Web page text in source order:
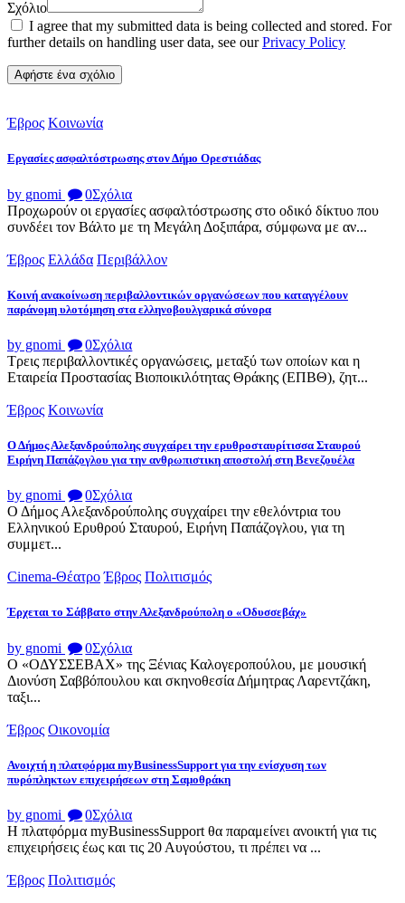
Σχόλιο
I agree that my submitted data is being collected and stored. For
further details on handling user data, see ourPrivacy Policy
Έβρος Κοινωνία
Εργασίες ασφαλτόστρωσης στον Δήμο Ορεστιάδας
by gnomi 0Σχόλια
Προχωρούν οι εργασίες ασφαλτόστρωσης στο οδικό δίκτυο που
συνδέει τον Βάλτο με τη Μεγάλη Δοξιπάρα, σύμφωνα με αν...
Έβρος Ελλάδα Περιβάλλον
Κοινή ανακοίνωση περιβαλλοντικών οργανώσεων που καταγγέλουν
παράνομη υλοτόμηση στα ελληνοβουλγαρικά σύνορα
by gnomi 0Σχόλια
Τρεις περιβαλλοντικές οργανώσεις, μεταξύ των οποίων και η
Εταιρεία Προστασίας Βιοποικιλότητας Θράκης (ΕΠΒΘ), ζητ...
Έβρος Κοινωνία
Ο Δήμος Αλεξανδρούπολης συγχαίρει την ερυθροσταυρίτισσα Σταυρού
Ειρήνη Παπάζογλου για την ανθρωπιστικη αποστολή στη Βενεζουέλα
by gnomi 0Σχόλια
Ο Δήμος Αλεξανδρούπολης συγχαίρει την εθελόντρια του
Ελληνικού Ερυθρού Σταυρού, Ειρήνη Παπάζογλου, για τη
συμμετ...
Cinema-Θέατρο Έβρος Πολιτισμός
Έρχεται το Σάββατο στην Αλεξανδρούπολη ο «Οδυσσεβάχ»
by gnomi 0Σχόλια
Ο «ΟΔΥΣΣΕΒΑΧ» της Ξένιας Καλογεροπούλου, με μουσική
Διονύση Σαββόπουλου και σκηνοθεσία Δήμητρας Λαρεντζάκη,
ταξι...
Έβρος Οικονομία
Ανοιχτή η πλατφόρμα myBusinessSupport για την ενίσχυση των
πυρόπληκτων επιχειρήσεων στη Σαμοθράκη
by gnomi 0Σχόλια
Η πλατφόρμα myBusinessSupport θα παραμείνει ανοικτή για τις
επιχειρήσεις έως και τις 20 Αυγούστου, τι πρέπει να ...
Έβρος Πολιτισμός